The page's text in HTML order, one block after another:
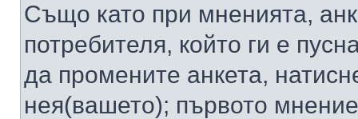
Също като при мненията,
потребителя, който ги е
да промените анкета,
нея(вашето); първото